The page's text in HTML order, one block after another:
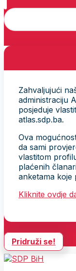
Zahvaljujući
administraciju
posjeduje
atlas.sdp.ba.
Ova
da sami
vlastitom
plaćenih
anketama koje
Kliknite ovdje
Pridruži se!